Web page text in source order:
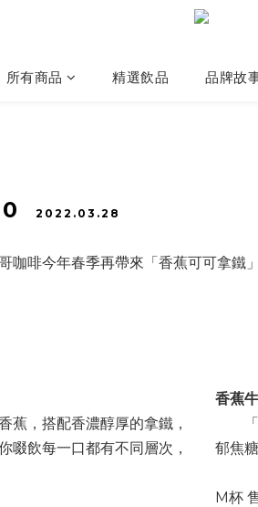
所有商品 精選飲品 品牌故
2022.03.28
啡今年春季再帶來「香蕉可可拿鐵
蕉，搭配香濃醇厚的拿鐵，
啜飲每一口都有不同層次，
香蕉
郁焦
M杯